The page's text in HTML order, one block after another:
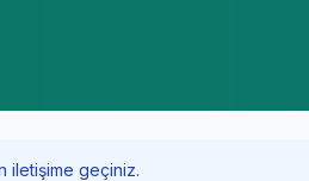
iletişime geçiniz.